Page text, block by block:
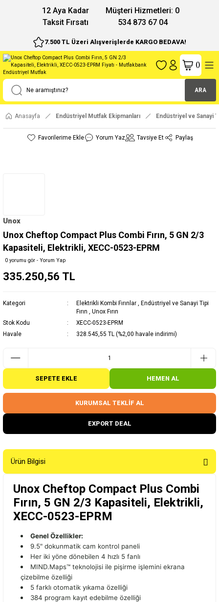
12 Aya Kadar
Taksit Fırsatı
Müşteri Hizmetleri: 0
534 873 67 04
7.500 TL Üzeri Alışverişlerde KARGO BEDAVA!
ARA
()
Anasayfa Endüstriyel Mutfak Ekipmanları Endüstriyel ve Sanayi
Yorum Yaz Tavsiye Et Paylaş
Unox
Unox Cheftop Compact Plus Combi Fırın, 5 GN 2/3
Kapasiteli, Elektrikli, XECC-0523-EPRM
0 yorumu gör - Yorum Yap
335.250,56 TL
Kategori Elektrikli Kombi Fırınlar
Endüstriyel ve Sanayi Tipi
Fırın
Unox Fırın
Stok Kodu
XECC-0523-EPRM
Havale
328.545,55 TL (%2,00 havale indirimi)
SEPETE EKLE HEMEN AL
KURUMSAL TEKLİF AL
EXPORT DEAL
Ürün Bilgisi
Unox Cheftop Compact Plus Combi
Fırın, 5 GN 2/3 Kapasiteli, Elektrikli,
XECC-0523-EPRM
Genel Özellikler:
9.5" dokunmatik cam kontrol paneli
Her iki yöne dönebilen 4 hızlı 5 fanlı
MIND.Maps™ teknolojisi ile pişirme işlemini ekrana
çizebilme özelliği
5 farklı otomatik yıkama özelliği
384 program kayıt edebilme özelliği